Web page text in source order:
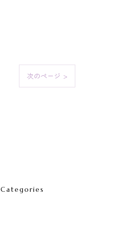
次のページ >
Categories